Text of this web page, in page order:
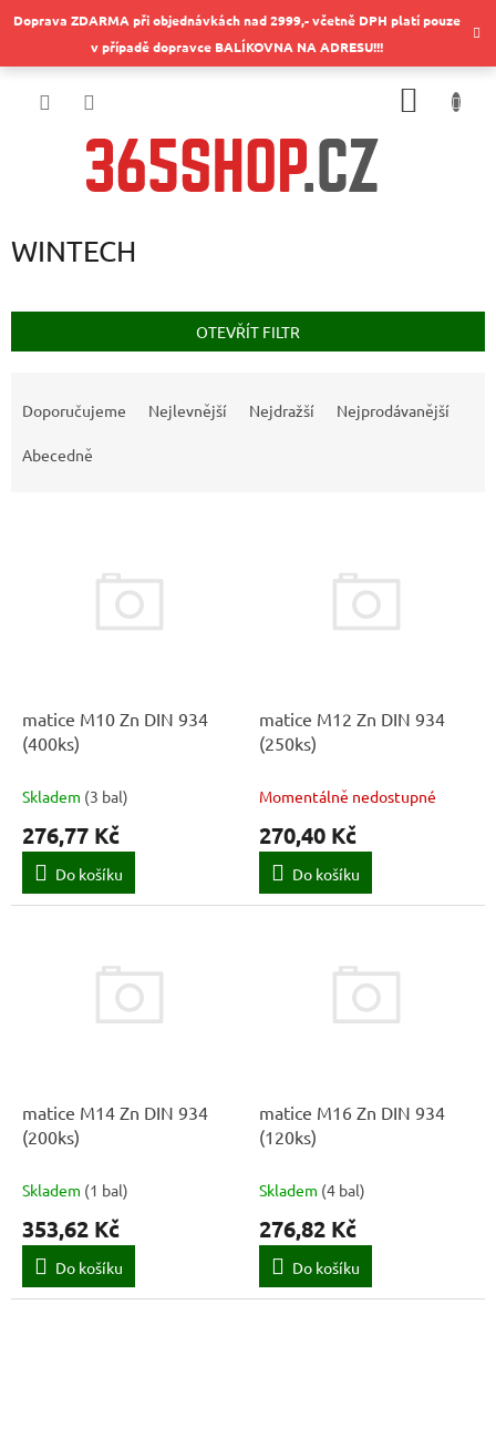
naDoprava ZDARMA při objednávkách nad 2999,- včetně DPH platí pouze
v případě dopravce BALÍKOVNA NA ADRESU!!!
WINTECH
OTEVŘÍT FILTR
Doporučujeme Nejlevnější Nejdražší Nejprodávanější
Abecedně
matice M10 Zn DIN 934
(400ks)
Skladem (3 bal)
276,77 Kč
Do košíku
matice M12 Zn DIN 934
(250ks)
Momentálně nedostupné
270,40 Kč
Do košíku
matice M14 Zn DIN 934
(200ks)
Skladem (1 bal)
353,62 Kč
Do košíku
matice M16 Zn DIN 934
(120ks)
Skladem (4 bal)
276,82 Kč
Do košíku